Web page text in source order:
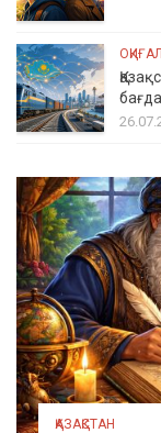
ҚАЗАҚСТАН